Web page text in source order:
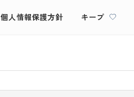
個人情報保護方針 キープ